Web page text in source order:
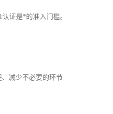
证是*的准入门槛。
、减少不必要的环节